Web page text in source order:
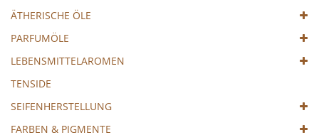
ÄTHERISCHE ÖLE
PARFUMÖLE
LEBENSMITTELAROMEN
TENSIDE
SEIFENHERSTELLUNG
FARBEN & PIGMENTE